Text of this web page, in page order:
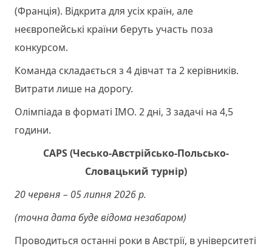
(Франція). Відкрита для усіх країн, але
неєвропейські країни беруть участь поза
конкурсом.
Команда складається з 4 дівчат та 2 керівників.
Витрати лише на дорогу.
Олімпіада в форматі ІМО. 2 дні, 3 задачі на 4,5
години.
CAPS(Чесько-Австрійсько-Польсько-
Словацький турнір)
20 червня – 05 липня 2026 р.
(точна дата буде відома незабаром)
Проводиться останні роки в Австрії, в університеті